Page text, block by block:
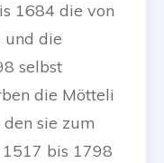
1684 die von
und die
selbst
die Mötteli
sie zum
1517 bis 1798